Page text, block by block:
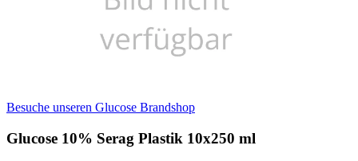
Besuche unseren Glucose Brandshop
Glucose 10% Serag Plastik 10x250 ml